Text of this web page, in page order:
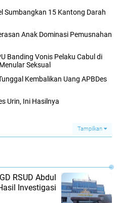
Sumbangkan 15 Kantong Darah
Anak Dominasi Pemusnahan
Banding Vonis Pelaku Cabul di
Seksual
Kembalikan Uang APBDes
Urin, Ini Hasilnya
Tampilkan
RSUD Abdul
Investigasi